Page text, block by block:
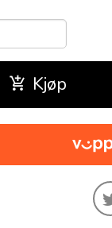
Kjøp